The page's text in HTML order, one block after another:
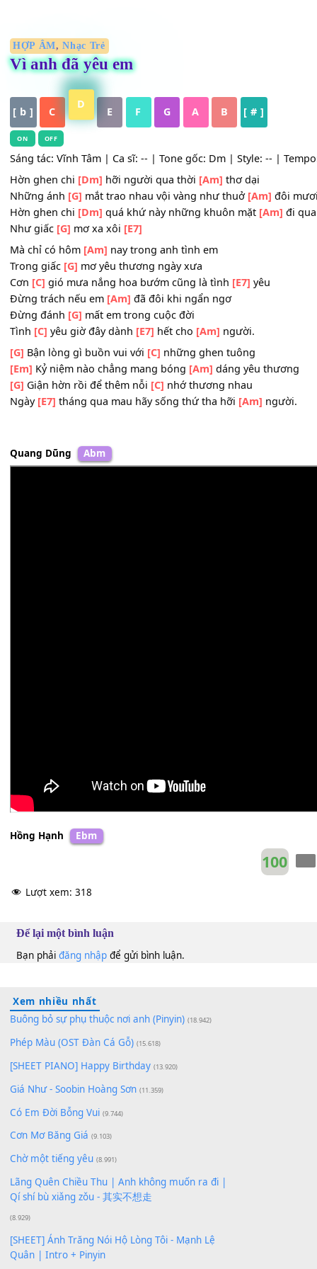
Vì anh đã yêu em
[ b ] C
D
E F G A B [ # ]
OFF
Sáng tác: Vĩnh Tâm | Ca sĩ: -- | Tone gốc: Dm | Style: -- |
Hờn ghen chi[Dm]hỡi người qua thời
Những ánh[G]mắt trao nhau vội vàng như thuở
Hờn ghen chi[Dm]quá khứ này những khuôn mặt
Như giấc[G]mơ xa xôi [E7]
Mà chỉ có hôm[Am]nay trong anh tình em
Trong giấc[G]mơ yêu thương ngày xưa
Cơn[C]gió mưa nắng hoa bướm cũng là tình
Đừng trách nếu em[Am]đã đôi khi ngẩn ngơ
Đừng đánh[G]mất em trong cuộc đời
Tình[C]yêu giờ đây dành[E7]hết cho [Am]người.
Kỷ niệm nào chẳng mang bóng
[G]Giận hờn rồi để thêm nỗi[C]nhớ thương nhau
Hồng Hạnh Ebm
Lượt xem: 318
Để lại một bình luận
Bạn phảiđăng nhập để gửi bình luận.
Buông bỏ sự phụ thuộc nơi anh (Pinyin)
Phép Màu (OST Đàn Cá Gỗ) (15.618)
[SHEET PIANO] Happy Birthday
Giá Như - Soobin Hoàng Sơn (11.359)